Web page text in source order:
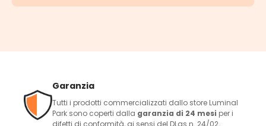
Garanzia
Tutti i prodotti commercializzati dallo store Luminal
Park sono coperti dalla garanzia di 24 mesi per i